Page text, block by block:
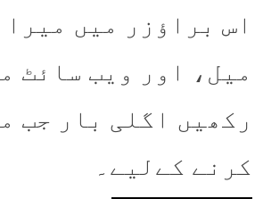
اس براؤزر میں
میل، اور ویب سائٹ
رکھیں اگلی بار جب
کرنے کےلیے۔